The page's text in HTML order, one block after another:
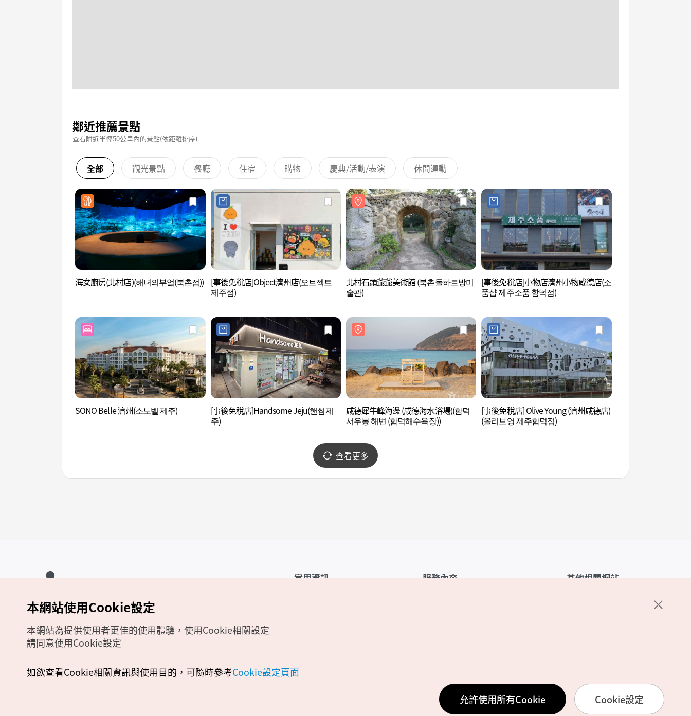
鄰近推薦景點
查看附近半徑50公里內的景點(依距離排序)
全部 觀光景點 餐廳 住宿 購物 慶典/活動/表演 休閒運動
海女廚房(北村店)(해녀의부엌(북촌점))
[事後免稅店]Object濟州店(오브젝트
제주점)
北村石頭爺爺美術館 (북촌돌하르방미
술관)
[事後免稅店]小物店濟州小物咸德店(소
품샵 제주소품 함덕점)
SONO Belle 濟州(소노벨 제주)
[事後免稅店]Handsome Jeju(핸썸제
주)
咸德犀牛峰海邊 (咸德海水浴場)(함덕
서우봉 해변 (함덕해수욕장))
[事後免稅店] Olive Young (濟州咸德店)
(올리브영 제주함덕점)
查看更多
實用資訊 服務內容
位置資訊服務使用條款
個人位置資訊處理方針
其他相關網站
Copyrights (c) 韓國觀光公社版權所有
如有相關疑問或建議，歡迎來信至官方信箱
本網站使用Cookie設定
本網站為提供使用者更佳的使用體驗，使用Cookie相關設定
請同意使用Cookie設定
如欲查看Cookie相關資訊與使用目的，可隨時參考Cookie設定頁面
允許使用所有Cookie Cookie設定